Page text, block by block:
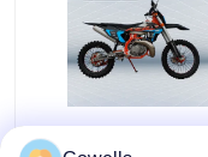
Bici refrigerada